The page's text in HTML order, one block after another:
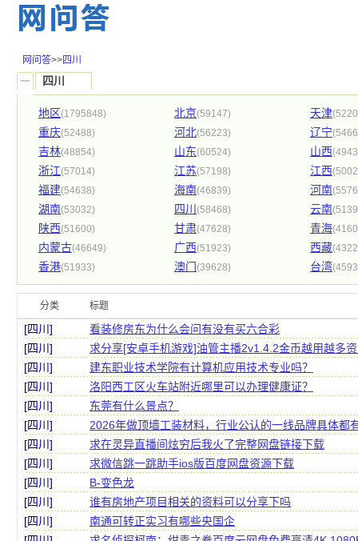
网问答>>四川
四川
地区(1795848) 北京(59147) 天津
重庆(52488) 河北(56223) 辽宁
吉林(48854) 山东(60524) 山西
浙江(57014) 江苏(57198) 江西
福建(54638) 海南(46839) 河南
湖南(53032) 四川 (58468) 云南
陕西(51600) 甘肃(47628) 青海
内蒙古(46649) 广西(51923) 西藏
香港(51933) 澳门(39628) 台湾
分类 标题
[四川]
看装修房东为什么会问有没有买六合彩
[四川]
求分享[安卓手机游戏]油管主播2v1.4.2金币越用越多
[四川]
建东职业技术学院有计算机应用技术专业吗？
[四川]
洛阳西工区火车站附近哪里可以办理健康证？
[四川]
东莞有什么景点？
[四川]
2026年做顶墙工装材料，行业公认的一线品牌具体都
[四川]
求在灵异直播间炫穷后我火了完整网盘链接下载
[四川]
求微信跳一跳助手ios版百度网盘资源下载
[四川]
B-变色龙
[四川]
谁有房地产项目相关的资料可以分享下吗
[四川]
南通可转正实习有哪些央国企